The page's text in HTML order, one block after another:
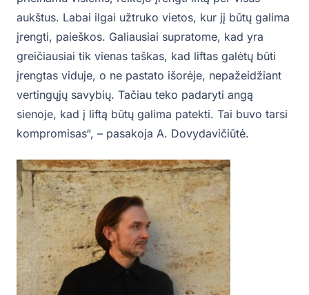
aukštus. Labai ilgai užtruko vietos, kur jį būtų galima
įrengti, paieškos. Galiausiai supratome, kad yra
greičiausiai tik vienas taškas, kad liftas galėtų būti
įrengtas viduje, o ne pastato išorėje, nepažeidžiant
vertingųjų savybių. Tačiau teko padaryti angą
sienoje, kad į liftą būtų galima patekti. Tai buvo tarsi
kompromisas“, – pasakoja A. Dovydavičiūtė.